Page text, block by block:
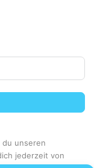
unseren
jederzeit von